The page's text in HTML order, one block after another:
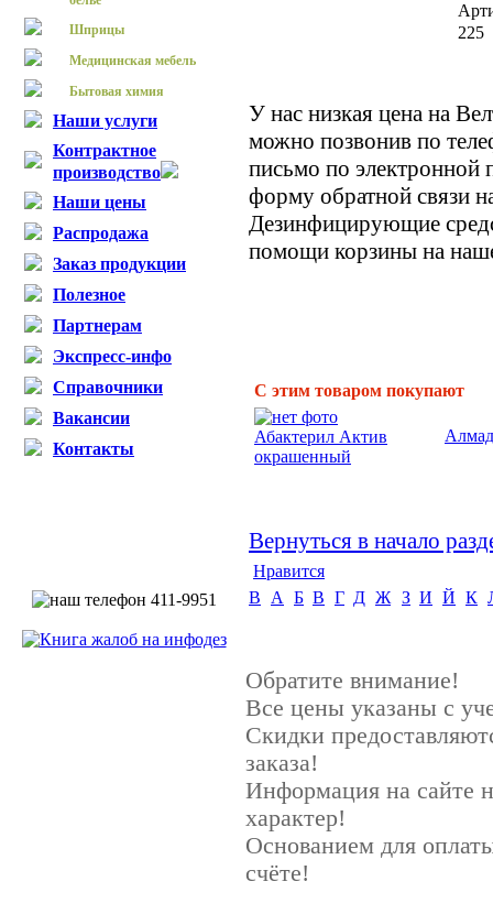
Шприцы
Медицинская мебель
Бытовая химия
Наши услуги
Контрактное
производство
Наши цены
Распродажа
Заказ продукции
Полезное
Партнерам
Экспресс-инфо
Справочники
Вакансии
Контакты
225
У нас низкая цена на
можно позвонив по
письмо по электронной
форму обратной связи
Дезинфицирующие
помощи корзины на
С этим товаром покупают
Абактерил Актив
окрашенный
Вернуться в начало
Нравится
B
А Б В Г Д Ж З И Й К
Обратите внимание!
Все цены указаны с
Скидки
заказа!
Информация на сайте
характер!
Основанием для
счёте!